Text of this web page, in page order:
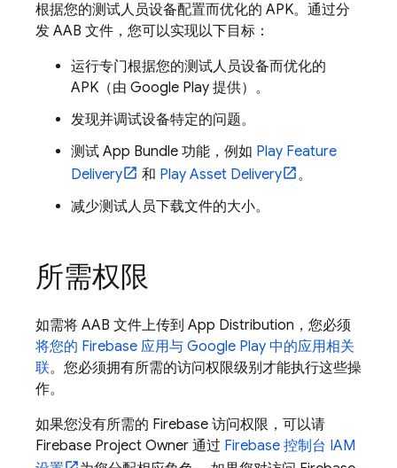
根据您的测试人员设备配置而优化的 APK。通过分
发 AAB 文件，您可以实现以下目标：
运行专门根据您的测试人员设备而优化的
APK（由 Google Play 提供）。
发现并调试设备特定的问题。
测试 App Bundle 功能，例如 Play Feature
Delivery
和 Play Asset Delivery
。
减少测试人员下载文件的大小。
所需权限
如需将 AAB 文件上传到 App Distribution ，您必须
将您的 Firebase 应用与 Google Play 中的应用相关
联。您必须拥有所需的访问权限级别才能执行这些操
作。
如果您没有所需的 Firebase 访问权限，可以请
Firebase Project Owner 通过 Firebase 控制台 IAM